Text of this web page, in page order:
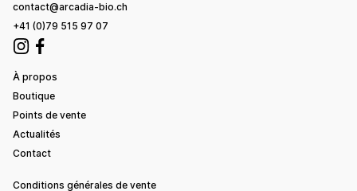
contact@arcadia-bio.ch
+41 (0)79 515 97 07
À propos
Boutique
Points de vente
Actualités
Contact
Conditions générales de vente